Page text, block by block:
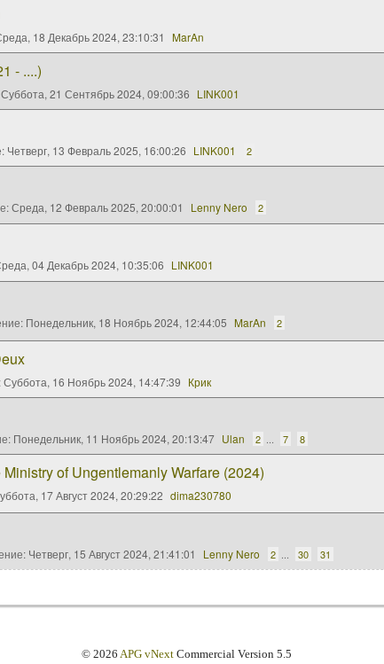
18 Декабрь 2024, 23:10:31 MarAn
- ....)
Суббота, 21 Сентябрь 2024, 09:00:36 LINK001
Четверг, 13 Февраль 2025, 16:00:26 LINK001 2
Среда, 12 Февраль 2025, 20:00:01 Lenny Nero 2
04 Декабрь 2024, 10:35:06 LINK001
Понедельник, 18 Ноябрь 2024, 12:44:05 MarAn 2
Суббота, 16 Ноябрь 2024, 14:47:39 Крик
Понедельник, 11 Ноябрь 2024, 20:13:47 Ulan 2 7 8
of Ungentlemanly Warfare (2024)
17 Август 2024, 20:29:22 dima230780
Четверг, 15 Август 2024, 21:41:01 Lenny Nero 2 30 31
© 2026APG vNext Commercial Version 5.5